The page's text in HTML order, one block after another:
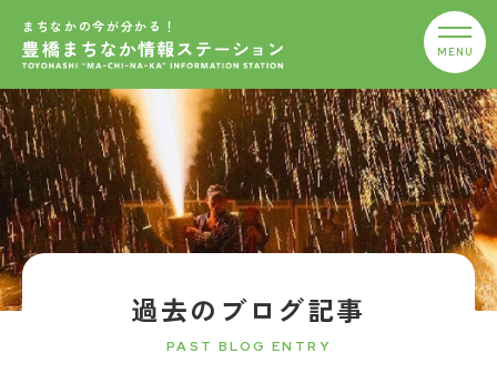
まちなかの今が分かる！
過去のブログ記事
PAST BLOG ENTRY